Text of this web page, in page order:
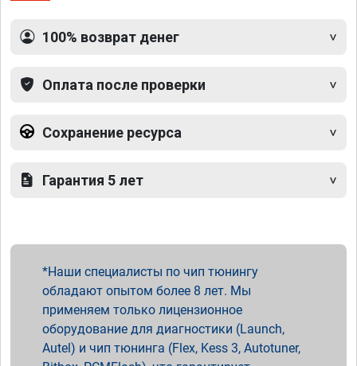
100% возврат денег
Оплата после проверки
Сохранение ресурса
Гарантия 5 лет
Наши специалисты по чип тюнингу
обладают опытом более 8 лет. Мы
применяем только лицензионное
оборудование для диагностики (Launch,
Autel) и чип тюнинга (Flex, Kess 3, Autotuner,